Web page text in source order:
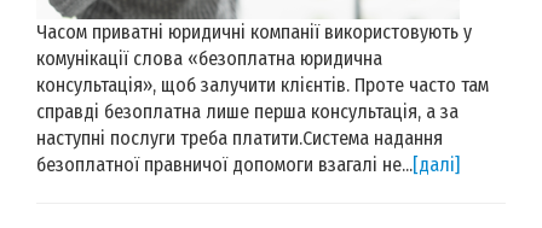
Часом приватні юридичні компанії використовують у
комунікації слова «безоплатна юридична
консультація», щоб залучити клієнтів. Проте часто там
справді безоплатна лише перша консультація, а за
наступні послуги треба платити.Система надання
безоплатної правничої допомоги взагалі не...[далі]